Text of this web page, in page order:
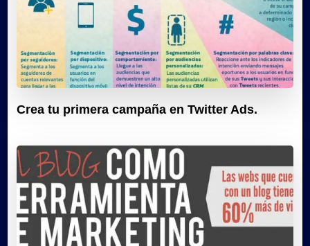
Crea tu primera campaña en Twitter Ads.